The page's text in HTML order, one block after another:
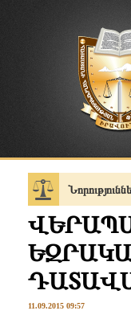
11.09.2015 09:57